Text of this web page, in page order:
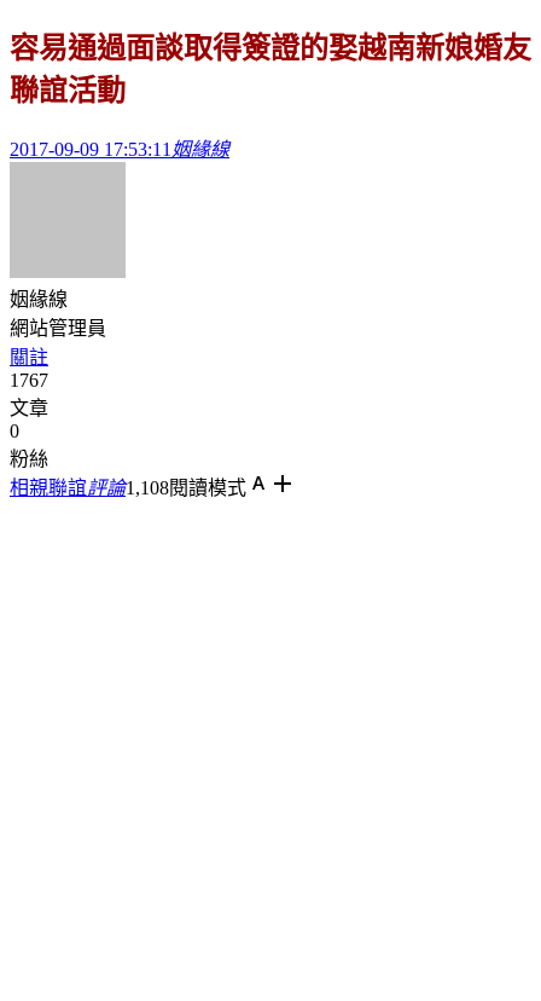
容易通過面談取得簽證的娶越南新娘婚友
聯誼活動
2017-09-09 17:53:11 姻緣線
姻緣線
網站管理員
關註
1767
文章
0
粉絲
相親聯誼評論1,108閱讀模式